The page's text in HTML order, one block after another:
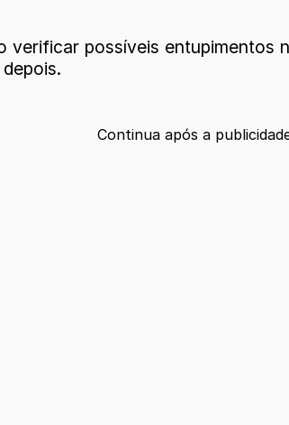
possíveis entupimentos
Continua após a